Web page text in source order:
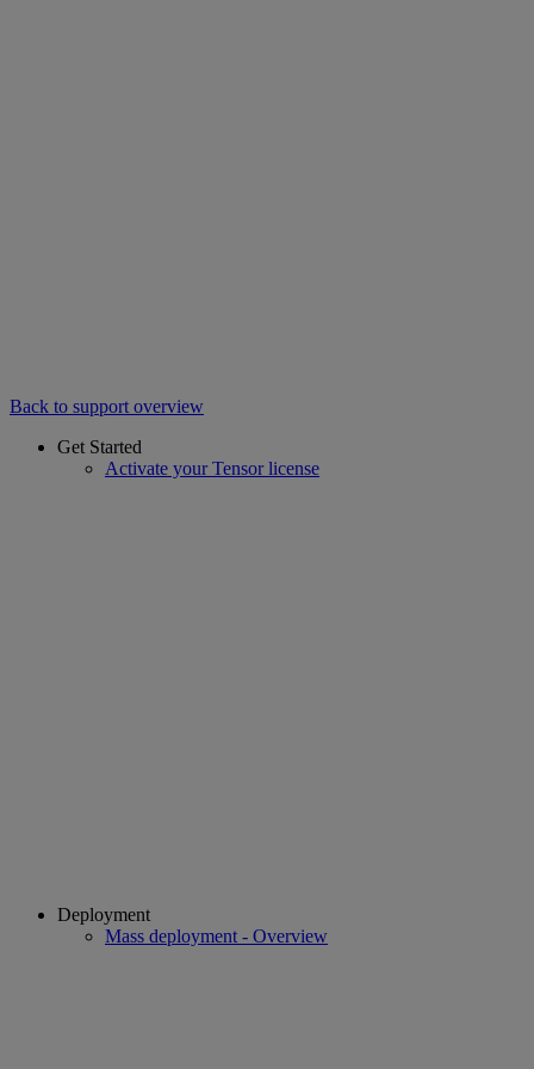
Back to support overview
Get Started
Activate your Tensor license
Deployment
Mass deployment - Overview